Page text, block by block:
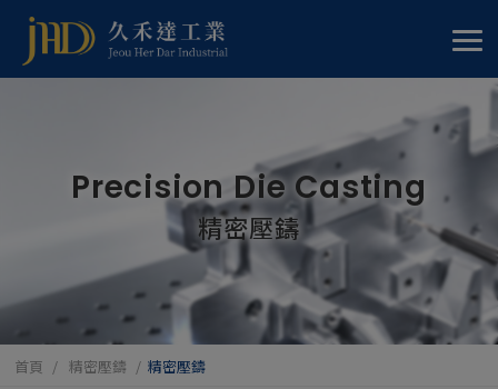
Precision Die Casting
精密壓鑄
首頁 精密壓鑄 精密壓鑄
Cookie管理面板